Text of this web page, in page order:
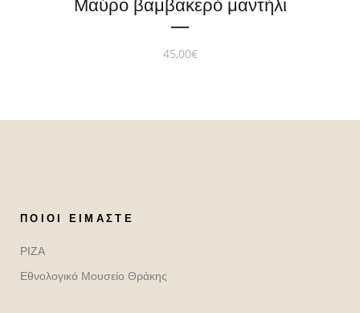
Μαύρο βαμβακερό μαντήλι
45,00€
ΠΟΙΟΙ ΕΊΜΑΣΤΕ
ΡΙΖΑ
Εθνολογικό Μουσείο Θράκης